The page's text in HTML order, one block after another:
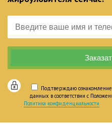
Подтверждаю ознакомление
данных в соответствии с
Политика конфиденциальности